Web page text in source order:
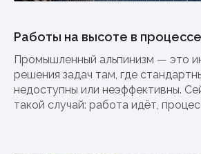
Работы на высоте в процессе
Промышленный альпинизм — это
решения задач там, где
недоступны или неэффективны.
такой случай: работа идёт,